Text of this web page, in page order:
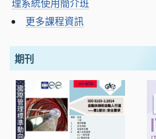
理系統使用簡介班
更多課程資訊
期刊